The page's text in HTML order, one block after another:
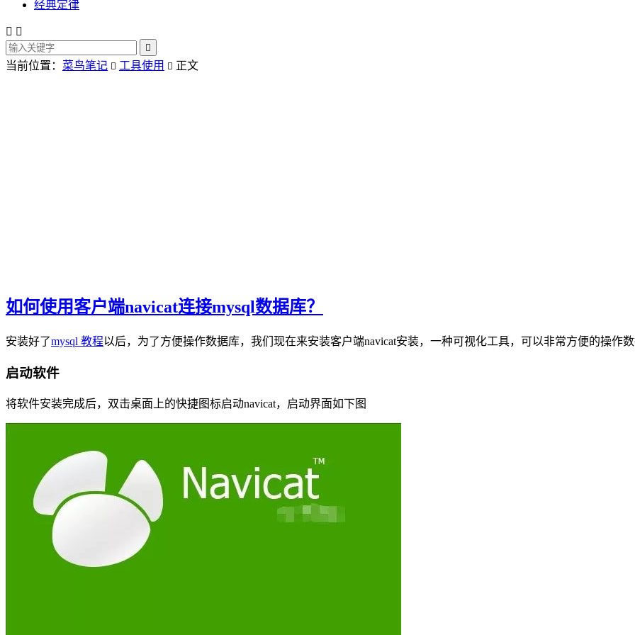
经典定律
 

当前位置： 菜鸟笔记  工具使用  正文
如何使用客户端navicat连接mysql数据库？
安装好了mysql 教程以后，为了方便操作数据库，我们现在来安装客户端navicat安装，一种可视化工具，可以非常方便的操作
启动软件
将软件安装完成后，双击桌面上的快捷图标启动navicat，启动界面如下图